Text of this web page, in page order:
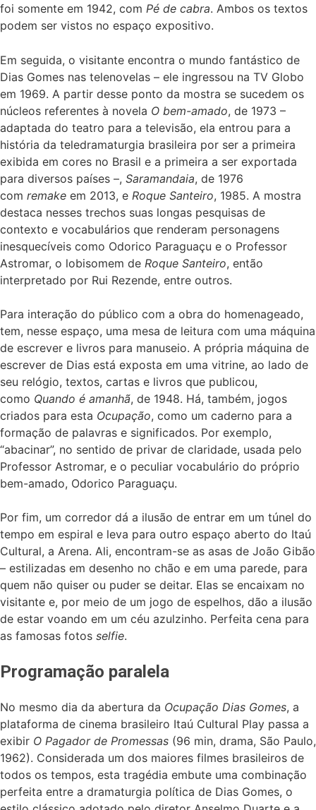
foi somente em 1942, com Pé de cabra. Ambos os textos
podem ser vistos no espaço expositivo.
Em seguida, o visitante encontra o mundo fantástico de
Dias Gomes nas telenovelas – ele ingressou na TV Globo
em 1969. A partir desse ponto da mostra se sucedem os
núcleos referentes à novela O bem-amado, de 1973 –
adaptada do teatro para a televisão, ela entrou para a
história da teledramaturgia brasileira por ser a primeira
exibida em cores no Brasil e a primeira a ser exportada
para diversos países –, Saramandaia, de 1976
com remake em 2013, e Roque Santeiro, 1985. A mostra
destaca nesses trechos suas longas pesquisas de
contexto e vocabulários que renderam personagens
inesquecíveis como Odorico Paraguaçu e o Professor
Astromar, o lobisomem de Roque Santeiro, então
interpretado por Rui Rezende, entre outros.
Para interação do público com a obra do homenageado,
tem, nesse espaço, uma mesa de leitura com uma máquina
de escrever e livros para manuseio. A própria máquina de
escrever de Dias está exposta em uma vitrine, ao lado de
seu relógio, textos, cartas e livros que publicou,
como Quando é amanhã, de 1948. Há, também, jogos
criados para esta Ocupação, como um caderno para a
formação de palavras e significados. Por exemplo,
“abacinar”, no sentido de privar de claridade, usada pelo
Professor Astromar, e o peculiar vocabulário do próprio
bem-amado, Odorico Paraguaçu.
Por fim, um corredor dá a ilusão de entrar em um túnel do
tempo em espiral e leva para outro espaço aberto do Itaú
Cultural, a Arena. Ali, encontram-se as asas de João Gibão
– estilizadas em desenho no chão e em uma parede, para
quem não quiser ou puder se deitar. Elas se encaixam no
visitante e, por meio de um jogo de espelhos, dão a ilusão
de estar voando em um céu azulzinho. Perfeita cena para
as famosas fotos selfie.
Programação paralela
No mesmo dia da abertura da Ocupação Dias Gomes, a
plataforma de cinema brasileiro Itaú Cultural Play passa a
exibir O Pagador de Promessas (96 min, drama, São Paulo,
1962). Considerada um dos maiores filmes brasileiros de
todos os tempos, esta tragédia embute uma combinação
perfeita entre a dramaturgia política de Dias Gomes, o